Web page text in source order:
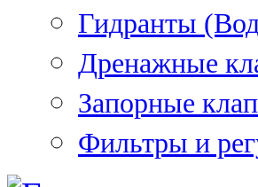
Гидранты
Дренажные
Запорные
Фильтры и